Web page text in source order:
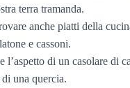
terra tramanda.
anche piatti della
e cassoni.
l’aspetto di un casolare di
una quercia.